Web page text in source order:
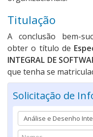
Titulação
A conclusão bem-
obter o título de
INTEGRAL DE
que tenha se
Solicitação de